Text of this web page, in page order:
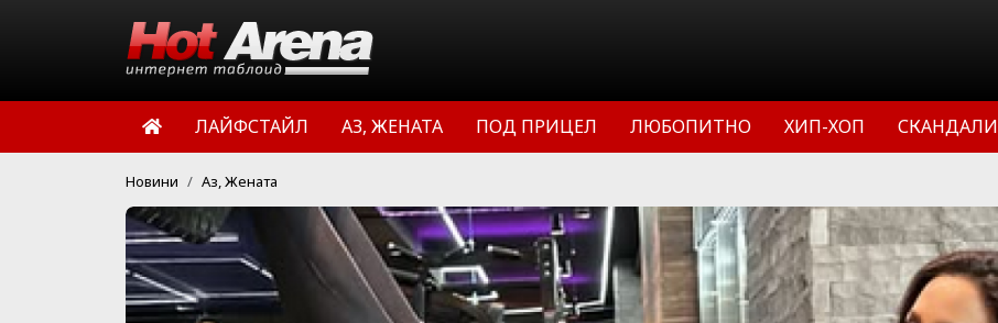
ЛАЙФСТАЙЛ АЗ, ЖЕНАТА ПОД ПРИЦЕЛ ЛЮБОПИТНО ХИП-ХОП СКАНДАЛИ
Новини Аз, Жената